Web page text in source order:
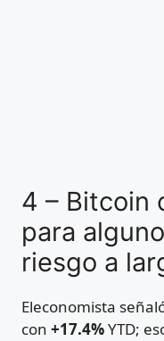
4 – Bitcoin
para
riesgo a
Eleconomista
con +17.4%YTD;